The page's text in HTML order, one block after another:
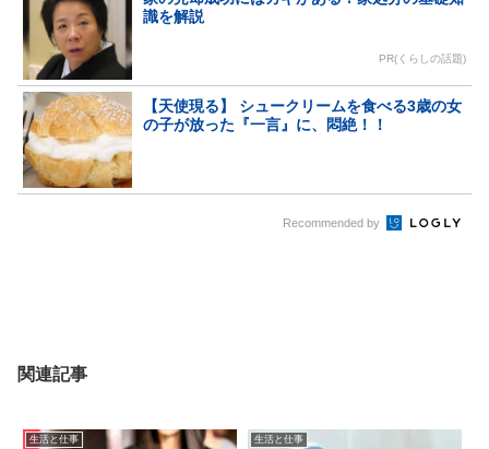
識を解説
PR(くらしの話題)
【天使現る】 シュークリームを食べる3歳の女
の子が放った『一言』に、悶絶！！
Recommended by
関連記事
生活と仕事 生活と仕事